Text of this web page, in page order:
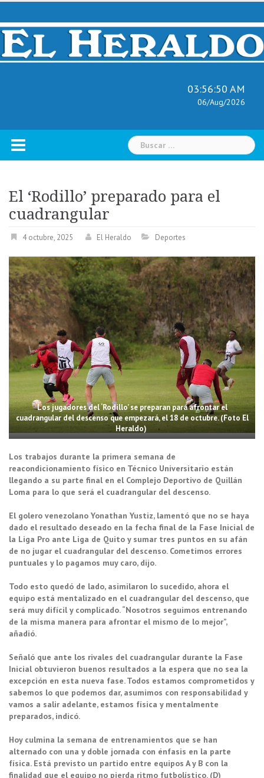
Skip
content
03:56:51 AM
06/Aug/2026
Buscar:
El ‘Rodillo’ preparado para el
cuadrangular
4 octubre, 2025 El Heraldo Deportes
Los jugadores del ‘Rodillo’ se preparan para afrontar el
cuadrangular del descenso que empezará, el 18 de octubre. (Foto El
Heraldo)
Los trabajos durante la primera semana de
reacondicionamiento físico en Técnico Universitario están
llegando a su parte final en el Complejo Deportivo de Quillán
Loma para lo que será el cuadrangular del descenso.
El golero venezolano Yonathan Yustiz, lamentó que no se haya
dado el resultado deseado en la fecha final de la Fase Inicial de
la Liga Pro ante Liga de Quito y sumar tres puntos en su afán
de no jugar el cuadrangular del descenso. Cometimos errores
puntuales y lo pagamos muy caro, dijo.
Todo esto quedó de lado, asimilaron lo sucedido, ahora el
equipo está mentalizado en el cuadrangular del descenso, que
será muy difícil y complicado. “Nosotros seguimos entrenando
de la misma manera para afrontar el mismo de lo mejor”,
añadió.
Señaló que ante los rivales del cuadrangular durante la Fase
Inicial obtuvieron buenos resultados a la espera que no sea la
excepción en esta nueva fase. Todos estamos comprometidos y
sabemos lo que podemos dar, asumimos con responsabilidad y
vamos a salir adelante, estamos física y mentalmente
preparados, indicó.
Hoy culmina la semana de entrenamientos que se han
alternado con una y doble jornada con énfasis en la parte
física. Está previsto un partido entre equipos A y B con la
finalidad que el equipo no pierda ritmo futbolístico. (D)